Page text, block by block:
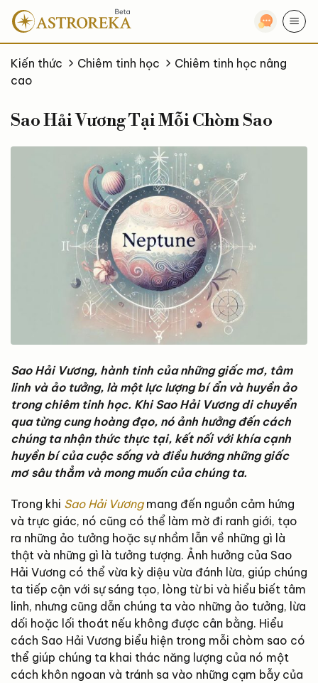
qua
nội
dungKiến thức Chiêm tinh học
Chiêm tinh học nâng
cao
Sao Hải Vương Tại Mỗi Chòm Sao
Sao Hải Vương, hành tinh của những giấc mơ, tâm
linh và ảo tưởng, là một lực lượng bí ẩn và huyền ảo
trong chiêm tinh học. Khi Sao Hải Vương di chuyển
qua từng cung hoàng đạo, nó ảnh hưởng đến cách
chúng ta nhận thức thực tại, kết nối với khía cạnh
huyền bí của cuộc sống và điều hướng những giấc
mơ sâu thẳm và mong muốn của chúng ta.
Trong khi Sao Hải Vươngmang đến nguồn cảm hứng
và trực giác, nó cũng có thể làm mờ đi ranh giới, tạo
ra những ảo tưởng hoặc sự nhầm lẫn về những gì là
thật và những gì là tưởng tượng. Ảnh hưởng của Sao
Hải Vương có thể vừa kỳ diệu vừa đánh lừa, giúp chúng
ta tiếp cận với sự sáng tạo, lòng từ bi và hiểu biết tâm
linh, nhưng cũng dẫn chúng ta vào những ảo tưởng, lừa
dối hoặc lối thoát nếu không được cân bằng. Hiểu
cách Sao Hải Vương biểu hiện trong mỗi chòm sao có
thể giúp chúng ta khai thác năng lượng của nó một
cách khôn ngoan và tránh sa vào những cạm bẫy của